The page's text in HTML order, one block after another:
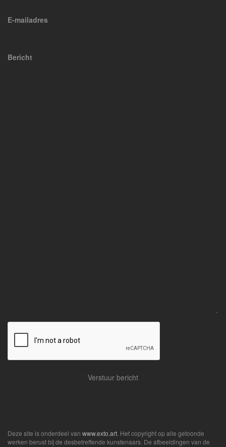
E-mailadres
Bericht
Deze site is onderdeel van www.exto.art . Het copyright op alle getoonde
werken berust bij de desbetreffende kunstenaars. De afbeeldingen van de